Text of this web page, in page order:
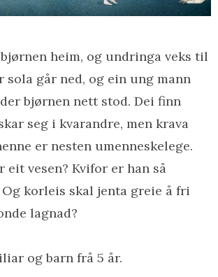
heim, og undringa veks til
sola går ned, og ein ung mann
bjørnen nett stod. Dei finn
seg i kvarandre, men krava
er nesten umenneskelege.
eit vesen? Kvifor er han så
korleis skal jenta greie å fri
lagnad?
og barn frå 5 år.